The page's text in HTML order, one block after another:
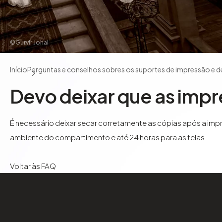
©Gurvir Johal
InícioPerguntas e conselhos sobres os suportes de impressão e
Devo deixar que as
É necessário deixar secar corretamente as cópias após a
ambiente do compartimento e até 24 horas para as telas.
Voltar às FAQ